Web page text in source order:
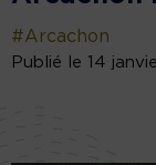
#Arcachon
Publié le 14